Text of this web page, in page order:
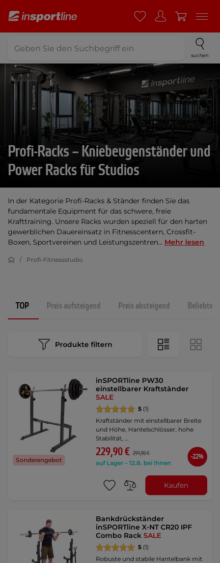
suchen
Profi-Racks – Kniebeugenständer und
Power Racks für Studios
In der Kategorie Profi-Racks & Ständer finden Sie das
fundamentale Equipment für das schwere, freie
Krafttraining. Unsere Racks wurden speziell für den harten
gewerblichen Dauereinsatz in Fitnesscentern, Crossfit-
Boxen, Sportvereinen und Leistungszentren... Mehr lesen
Profi-Fitnessstudio
TOP Preis aufsteigend Preis absteigend
Produkte filtern
Sonderangebot
inSPORTline PW30
einstellbarer Kraftständer
SALE
5 (1)
Kraftständer mit einstellbarer Breite
und Höhe, Hantelschlösser, hohe
Stabilität, …
229,90 € 294,90 €
auf Lager – 12.8. bei Ihnen
-22%
Kaufen
Bankdrückständer
inSPORTline X-NT CR20 IPF
Combo RackSALE
5 (1)
Robuste und stabile Hantelbank mit